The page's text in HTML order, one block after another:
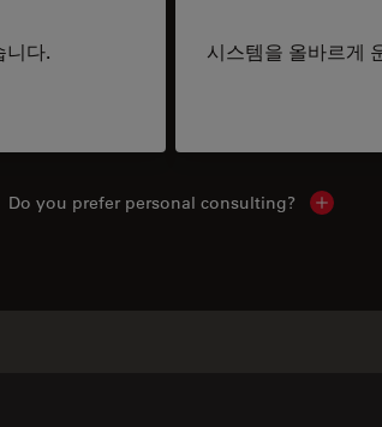
니다.
시스템을 올바르게
Do you prefer personal consulting? Show